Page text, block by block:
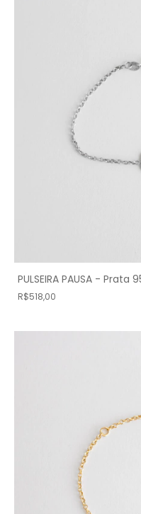
PULSEIRA PAUSA - Prata
R$518,00